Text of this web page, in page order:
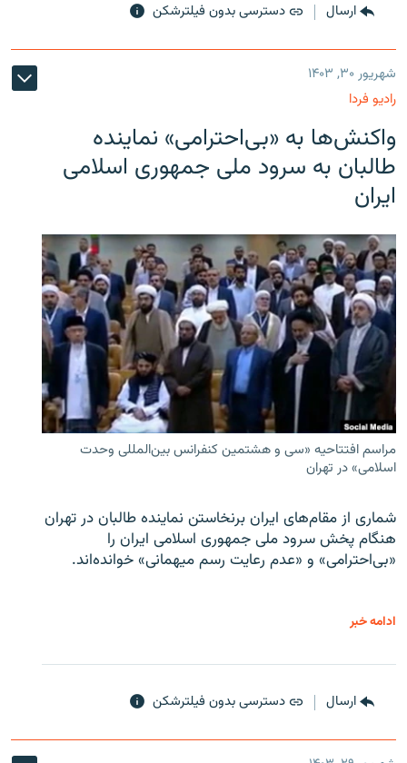
ارسال دسترسی بدون فیلترشکن
شهریور ۳۰, ۱۴۰۳
رادیو فردا
واکنش‌ها به «بی‌احترامی» نماینده
طالبان به سرود ملی جمهوری اسلامی
ایران
مراسم افتتاحیه «سی و هشتمین کنفرانس بین‌المللی وحدت
اسلامی» در تهران
شماری از مقام‌های ایران برنخاستن نماینده طالبان در تهران
هنگام پخش سرود ملی جمهوری اسلامی ایران را
«بی‌احترامی» و «عدم رعایت رسم میهمانی» خوانده‌اند.
ادامه خبر
ارسال دسترسی بدون فیلترشکن